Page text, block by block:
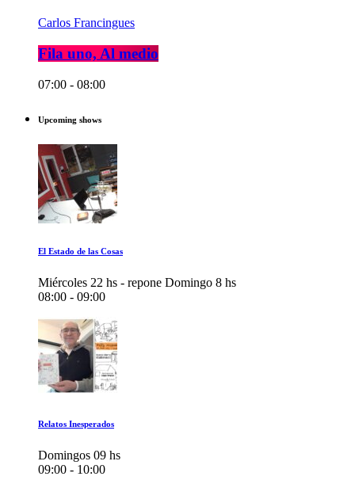
Carlos Francingues
Fila uno, Al medio
07:00 - 08:00
Upcoming shows
El Estado de las Cosas
Miércoles 22 hs - repone Domingo 8 hs
08:00 - 09:00
Relatos Inesperados
Domingos 09 hs
09:00 - 10:00